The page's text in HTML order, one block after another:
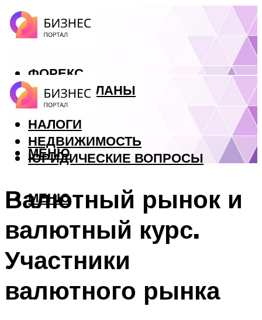
ФОРЕКС
БИЗНЕС ПЛАНЫ
КРЕДИТЫ
НАЛОГИ
НЕДВИЖИМОСТЬ
ЮРИДИЧЕСКИЕ ВОПРОСЫ
МЕНЮ
МЕНЮ
Валютный рынок и
валютный курс.
Участники
валютного рынка